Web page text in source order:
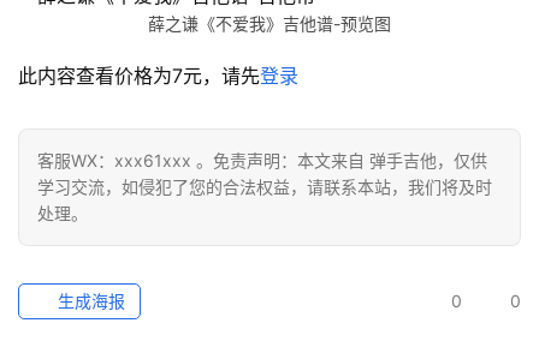
薛之谦《不爱我》吉他谱-预览图
此内容查看价格为7元，请先登录
客服WX：xxx61xxx 。免责声明：本文来自 弹手吉他，仅供
学习交流，如侵犯了您的合法权益，请联系本站，我们将及时
处理。
0 0
生成海报